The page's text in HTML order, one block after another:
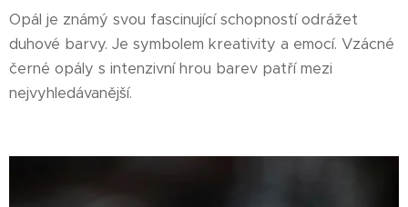
Opál je známý svou fascinující schopností odrážet
duhové barvy. Je symbolem kreativity a emocí. Vzácné
černé opály s intenzivní hrou barev patří mezi
nejvyhledávanější.